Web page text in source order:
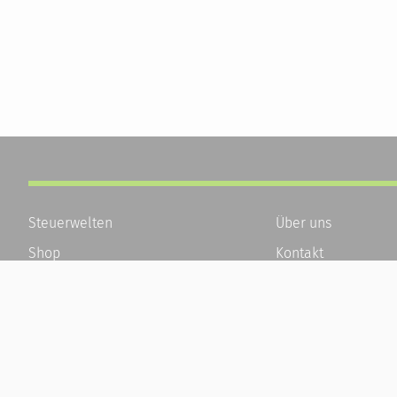
Steuerwelten
Shop
Über uns
Kontakt